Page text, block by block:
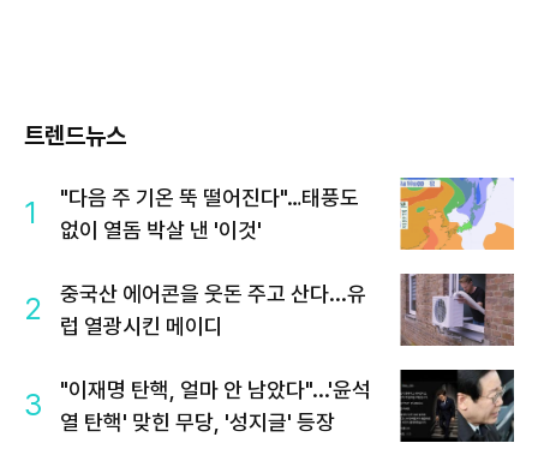
트렌드뉴스
1
"다음 주 기온 뚝 떨어진다"…태풍도
없이 열돔 박살 낸 '이것'
2
중국산 에어콘을 웃돈 주고 산다...유
럽 열광시킨 메이디
3
"이재명 탄핵, 얼마 안 남았다"...'윤석
열 탄핵' 맞힌 무당, '성지글' 등장